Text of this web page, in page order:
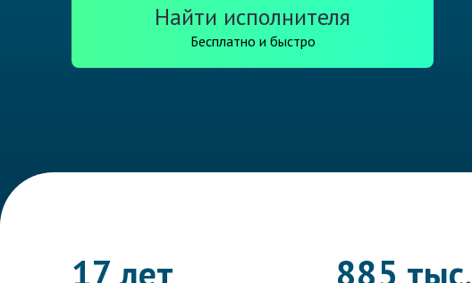
Найти исполнителя
Бесплатно и быстро
17 лет 885 тыс.